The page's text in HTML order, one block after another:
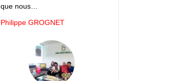
que nous…
Philippe GROGNET